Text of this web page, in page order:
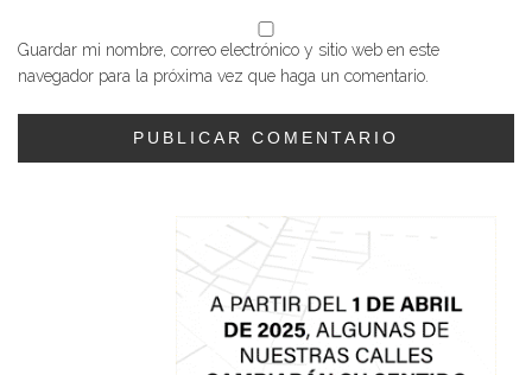
Guardar mi nombre, correo electrónico y sitio web en este
navegador para la próxima vez que haga un comentario.